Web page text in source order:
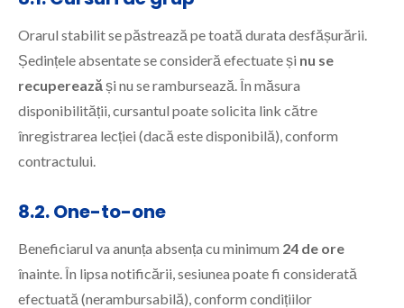
Orarul stabilit se păstrează pe toată durata desfășurării.
Ședințele absentate se consideră efectuate și nu se
recupereazăși nu se rambursează. În măsura
disponibilității, cursantul poate solicita link către
înregistrarea lecției (dacă este disponibilă), conform
contractului.
8.2. One-to-one
Beneficiarul va anunța absența cu minimum 24 de ore
înainte. În lipsa notificării, sesiunea poate fi considerată
efectuată (nerambursabilă), conform condițiilor